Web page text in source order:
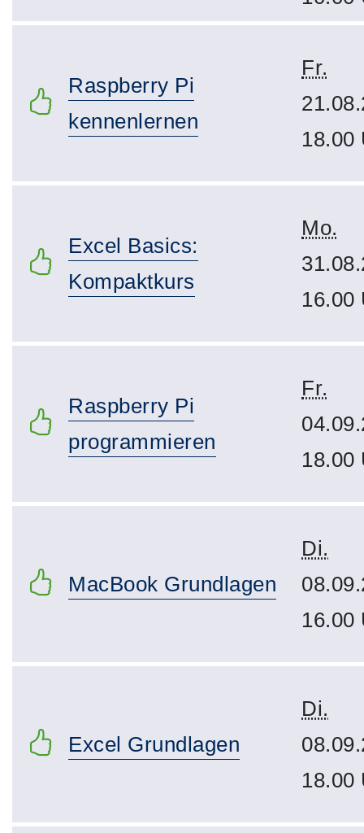
Raspberry Pi
kennenlernen
Fr.
18.00
Excel Basics:
Kompaktkurs
Mo.
16.00
Raspberry Pi
programmieren
Fr.
18.00
MacBook Grundlagen
Di.
16.00
Excel Grundlagen
Di.
18.00